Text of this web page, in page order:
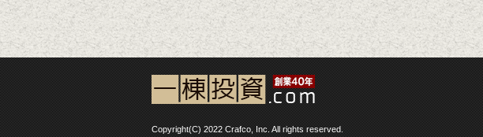
Copyright(C) 2022 Crafco, Inc. All rights reserved.